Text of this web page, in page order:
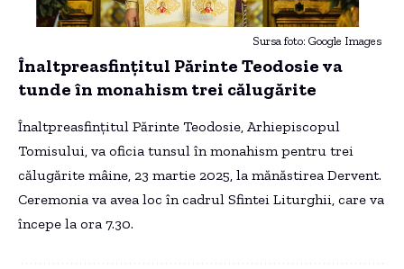
Sursa foto: Google Images
Înaltpreasfințitul Părinte Teodosie va
tunde în monahism trei călugărite
Înaltpreasfințitul Părinte Teodosie, Arhiepiscopul
Tomisului, va oficia tunsul în monahism pentru trei
călugărite mâine, 23 martie 2025, la mănăstirea Dervent.
Ceremonia va avea loc în cadrul Sfintei Liturghii, care va
începe la ora 7.30.